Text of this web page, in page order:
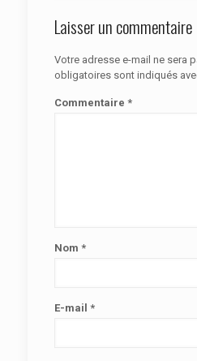
Laisser un commentaire
Votre adresse e-mail ne sera
obligatoires sont indiqués
Commentaire *
Nom *
E-mail *